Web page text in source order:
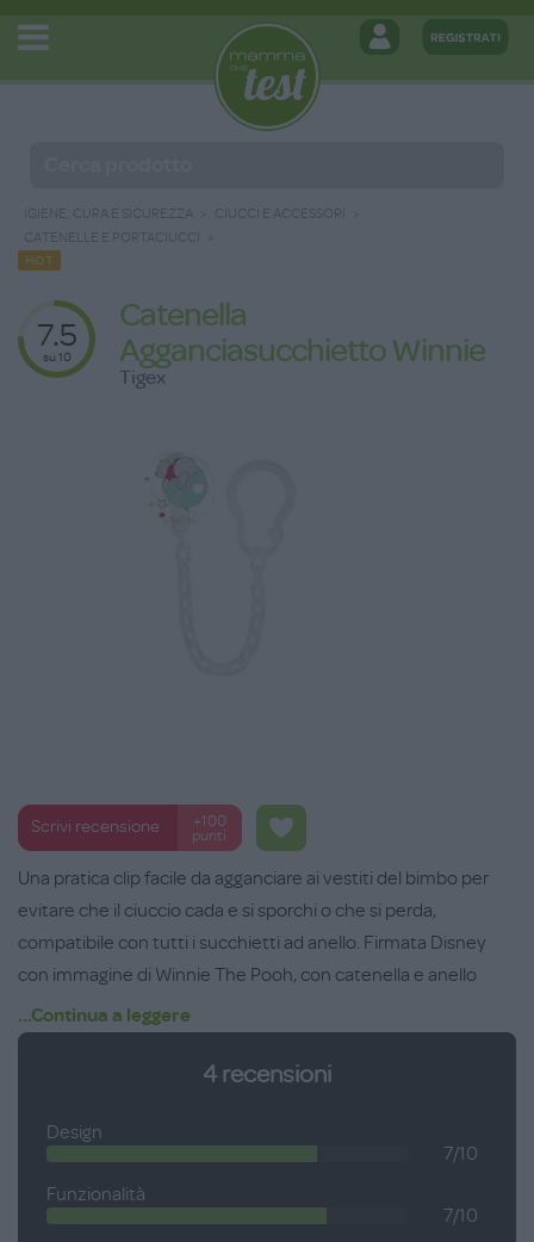
IGIENE, CURA E SICUREZZA
CIUCCI E ACCESSORI
CATENELLE E PORTACIUCCI
HOT
7.5
su 10
Catenella
Agganciasucchietto Winnie
Tigex
Scrivi recensione
+100
punti
Una pratica clip facile da agganciare ai vestiti del bimbo per
evitare che il ciuccio cada e si sporchi o che si perda,
compatibile con tutti i succhietti ad anello. Firmata Disney
con immagine di Winnie The Pooh, con catenella e anello
sicuro da agganciare al succhietto. Da 0 mesi.
...Continua a leggere
4 recensioni
Design
7/10
Funzionalità
7/10